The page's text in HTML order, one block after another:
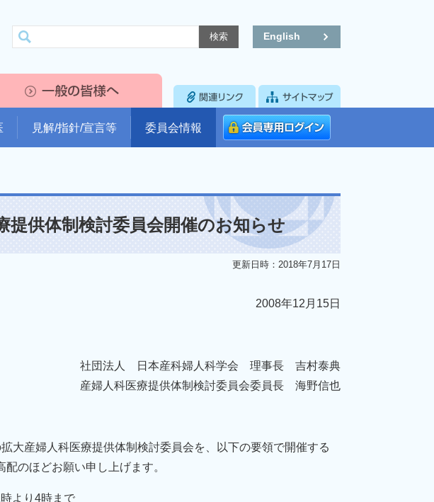
English
見解/指針/宣言等 委員会情報
提供体制検討委員会開催のお知らせ
更新日時：2018年7月17日
2008年12月15日
社団法人 日本産科婦人科学会 理事長 吉村泰典
産婦人科医療提供体制検討委員会委員長 海野信也
大産婦人科医療提供体制検討委員会を、以下の要領で開催する
のほどお願い申し上げます。
より4時まで